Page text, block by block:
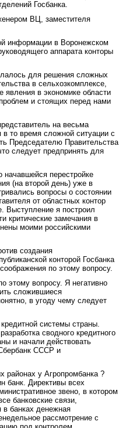
Госбанка.
ВЦ, заместителя
информации в Воронежском
аппарата конторы
для решения сложных
в сельхозкомплексе,
явления в экономике области
и стоящих перед нами
на весьма
то время сложной ситуации с
Председателю Правительства
следует предпринять для
перестройке
(на второй день) уже в
вопросы о состоянии
от областных контор
Выступление я построил
критические замечания в
моими российскими
создания
конторой Госбанка
по этому вопросу.
этому вопросу. Я негативно
сложившиеся
в угоду чему следует
системы страны.
сводного кредитного
и начали действовать
СССР и
районах у Агропромбанка ?
банк. Директивы всех
звено, в котором
банковские связи,
в банках денежная
рассмотрение с